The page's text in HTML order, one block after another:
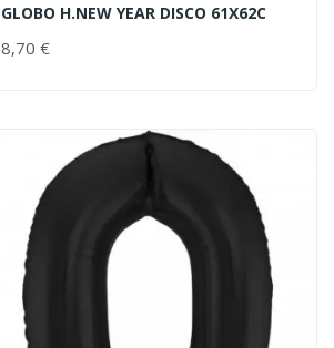
GLOBO H.NEW YEAR DISCO 61X62C
8,70 €AÑADIR AL CARRITO